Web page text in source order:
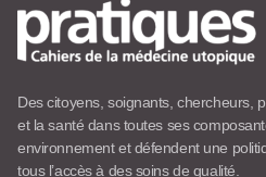
Des citoyens, soignants, chercheurs,
et la santé dans toutes ses
environnement et défendent une
tous l’accès à des soins de qualité.